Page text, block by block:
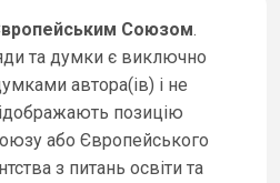
Союзом.
та думки є виключно
автора(ів) і не
позицію
або Європейського
з питань освіти та